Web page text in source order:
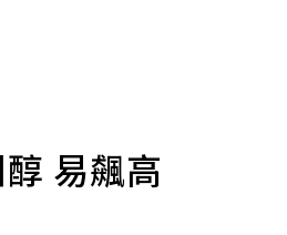
易飆高